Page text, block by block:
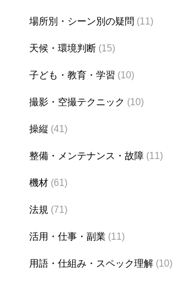
場所別・シーン別の疑問 (11)
天候・環境判断 (15)
子ども・教育・学習 (10)
撮影・空撮テクニック (10)
操縦 (41)
整備・メンテナンス・故障 (11)
機材 (61)
法規 (71)
活用・仕事・副業 (11)
用語・仕組み・スペック理解 (10)